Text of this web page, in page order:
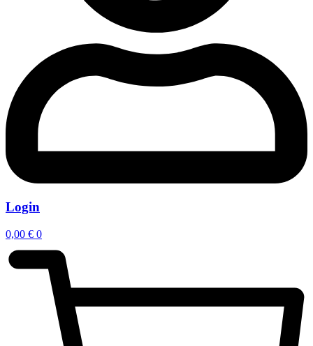
Login
0,00 € 0